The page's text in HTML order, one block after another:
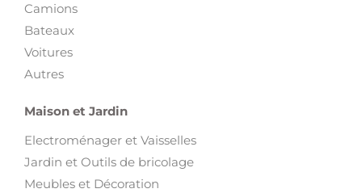
Camions
Bateaux
Voitures
Autres
Maison et Jardin
Electroménager et Vaisselles
Jardin et Outils de bricolage
Meubles et Décoration